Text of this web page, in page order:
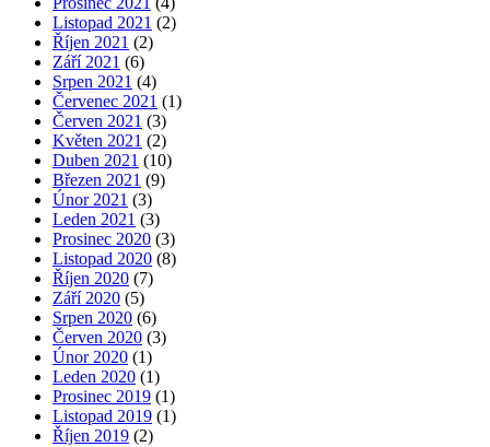
Listopad 2021 (2)
Říjen 2021 (2)
Září 2021 (6)
Srpen 2021 (4)
Červenec 2021 (1)
Červen 2021 (3)
Květen 2021 (2)
Duben 2021 (10)
Březen 2021 (9)
Únor 2021 (3)
Leden 2021 (3)
Prosinec 2020 (3)
Listopad 2020 (8)
Říjen 2020 (7)
Září 2020 (5)
Srpen 2020 (6)
Červen 2020 (3)
Únor 2020 (1)
Leden 2020 (1)
Prosinec 2019 (1)
Listopad 2019 (1)
Říjen 2019 (2)